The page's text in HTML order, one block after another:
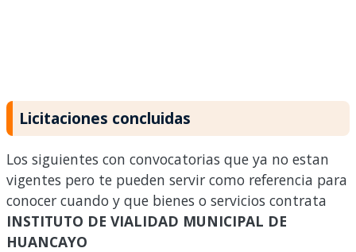
Licitaciones concluidas
Los siguientes con convocatorias que ya no estan
vigentes pero te pueden servir como referencia para
conocer cuando y que bienes o servicios contrata
INSTITUTO DE VIALIDAD MUNICIPAL DE
HUANCAYO